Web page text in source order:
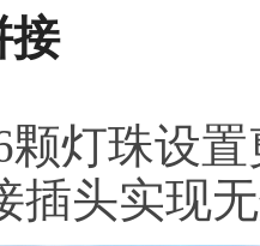
接
颗灯珠设
插头实现